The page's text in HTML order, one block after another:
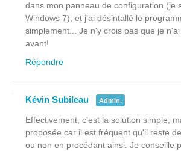
dans mon panneau de configuration (je
Windows 7), et j'ai désintallé le
simplement... Je n'y crois pas que je
avant!
Répondre
Kévin Subileau Admin.
Effectivement, c'est la solution simple,
proposée car il est fréquent qu'il reste
ou non en procédant ainsi. Je conseille